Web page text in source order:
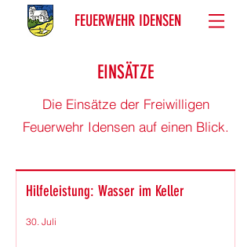
FEUERWEHR IDENSEN
EINSÄTZE
Die Einsätze der Freiwilligen
Feuerwehr Idensen auf einen Blick.
Hilfeleistung: Wasser im Keller
30. Juli